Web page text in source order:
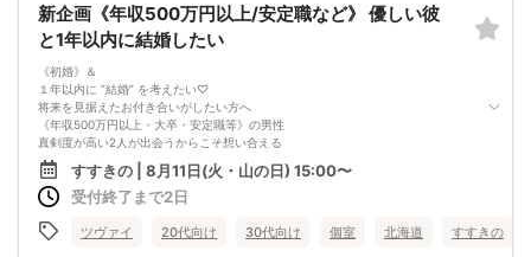
新企画《年収500万円以上/安定職など》 優しい彼
と1年以内に結婚したい
《初婚》＆
１年以内に ”結婚” を考えたい♡
将来を見据えたお付き合いがしたい方へ
《年収500万円以上・大卒・安定職等》の男性
真剣度が高い2人が出会うからこそ想い合える
”大切に想い合える”お相手
1. 穏やかで優しい性格
2. 気遣い上手・聞き上手
※すべてに該当する方※
すすきの | 8月11日(火・山の日) 15:00〜
受付終了まで2日
ツヴァイ 20代向け 30代向け 個室 北海道 すすきの